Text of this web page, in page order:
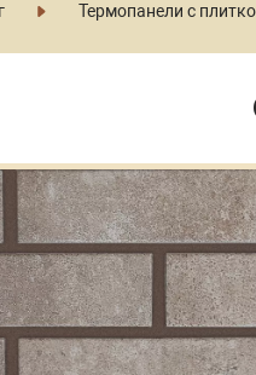
Термопанели с